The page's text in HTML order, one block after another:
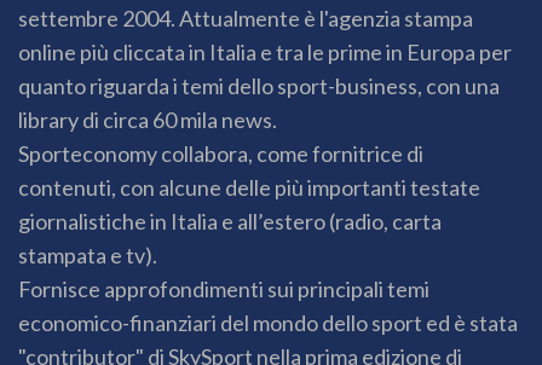
settembre 2004. Attualmente è l'agenzia stampa
online più cliccata in Italia e tra le prime in Europa per
quanto riguarda i temi dello sport-business, con una
library di circa 60 mila news.
Sporteconomy collabora, come fornitrice di
contenuti, con alcune delle più importanti testate
giornalistiche in Italia e all’estero (radio, carta
stampata e tv).
Fornisce approfondimenti sui principali temi
economico-finanziari del mondo dello sport ed è stata
"contributor" di SkySport nella prima edizione di